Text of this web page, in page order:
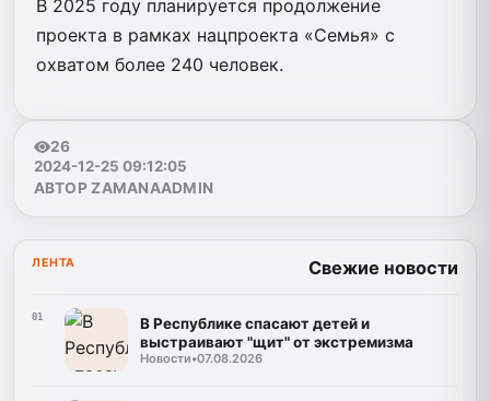
В 2025 году планируется продолжение
проекта в рамках нацпроекта «Семья» с
охватом более 240 человек.
26
2024-12-25 09:12:05
АВТОР ZAMANAADMIN
ЛЕНТА Свежие новости
01
В Республике спасают детей и
выстраивают "щит" от экстремизма
Новости•07.08.2026